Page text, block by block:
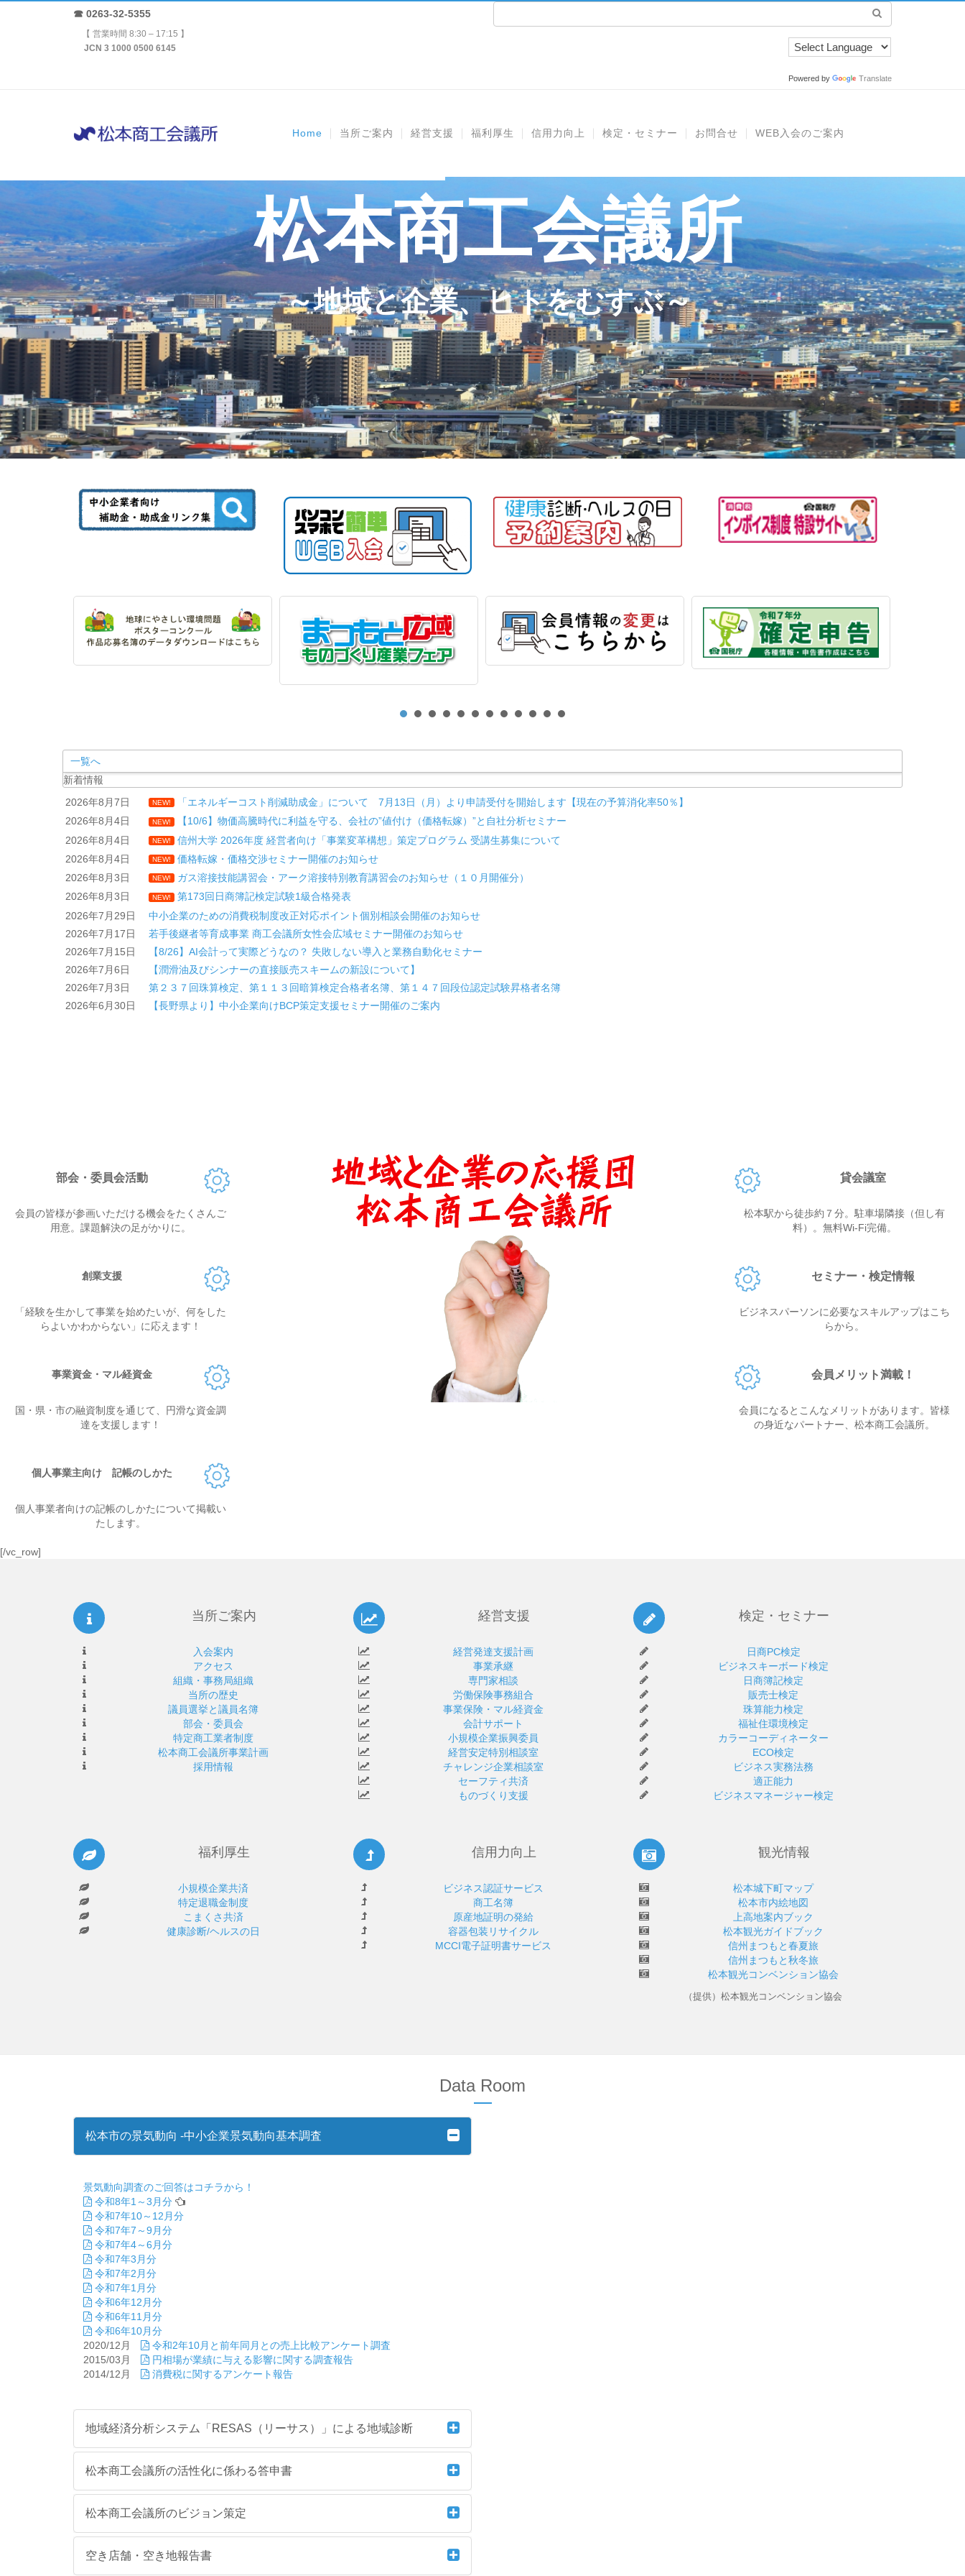
☎ 0263-32-5355
【 営業時間 8:30 – 17:15 】
JCN 3 1000 0500 6145
Powered by Translate
Home 当所ご案内 経営支援 福利厚生 信用力向上 検定・セミナー お問合せ WEB入会のご案内
一覧へ
新着情報
2026年8月7日
NEW!
「エネルギーコスト削減助成金」について 7月13日（月）より申請受付を開始します【現在の予算消化率50％】
2026年8月4日
NEW!
【10/6】物価高騰時代に利益を守る、会社の”値付け（価格転嫁）”と自社分析セミナー
2026年8月4日
NEW!
信州大学 2026年度 経営者向け「事業変革構想」策定プログラム 受講生募集について
2026年8月4日
NEW!
価格転嫁・価格交渉セミナー開催のお知らせ
2026年8月3日
NEW!
ガス溶接技能講習会・アーク溶接特別教育講習会のお知らせ（１０月開催分）
2026年8月3日
NEW!
第173回日商簿記検定試験1級合格発表
2026年7月29日
中小企業のための消費税制度改正対応ポイント個別相談会開催のお知らせ
2026年7月17日
若手後継者等育成事業 商工会議所女性会広域セミナー開催のお知らせ
2026年7月15日
【8/26】AI会計って実際どうなの？ 失敗しない導入と業務自動化セミナー
2026年7月6日
【潤滑油及びシンナーの直接販売スキームの新設について】
2026年7月3日
第２３７回珠算検定、第１１３回暗算検定合格者名簿、第１４７回段位認定試験昇格者名簿
2026年6月30日
【長野県より】中小企業向けBCP策定支援セミナー開催のご案内
部会・委員会活動
会員の皆様が参画いただける機会をたくさんご
用意。課題解決の足がかりに。
創業支援
「経験を生かして事業を始めたいが、何をした
らよいかわからない」に応えます！
事業資金・マル経資金
国・県・市の融資制度を通じて、円滑な資金調
達を支援します！
個人事業主向け 記帳のしかた
個人事業者向けの記帳のしかたについて掲載い
たします。
貸会議室
松本駅から徒歩約７分。駐車場隣接（但し有
料）。無料Wi-Fi完備。
セミナー・検定情報
ビジネスパーソンに必要なスキルアップはこち
らから。
会員メリット満載！
会員になるとこんなメリットがあります。皆様
の身近なパートナー、松本商工会議所。
[/vc_row]
当所ご案内
入会案内
アクセス
組織・事務局組織
当所の歴史
議員選挙と議員名簿
部会・委員会
特定商工業者制度
松本商工会議所事業計画
採用情報
経営支援
経営発達支援計画
事業承継
専門家相談
労働保険事務組合
事業保険・マル経資金
会計サポート
小規模企業振興委員
経営安定特別相談室
チャレンジ企業相談室
セーフティ共済
ものづくり支援
検定・セミナー
日商PC検定
ビジネスキーボード検定
日商簿記検定
販売士検定
珠算能力検定
福祉住環境検定
カラーコーディネーター
ECO検定
ビジネス実務法務
適正能力
ビジネスマネージャー検定
福利厚生
小規模企業共済
特定退職金制度
こまくさ共済
健康診断/ヘルスの日
信用力向上
ビジネス認証サービス
商工名簿
原産地証明の発給
容器包装リサイクル
MCCI電子証明書サービス
観光情報
松本城下町マップ
松本市内絵地図
上高地案内ブック
松本観光ガイドブック
信州まつもと春夏旅
信州まつもと秋冬旅
松本観光コンベンション協会
（提供）松本観光コンベンション協会
Data Room
松本市の景気動向 -中小企業景気動向基本調査
景気動向調査のご回答はコチラから！
令和8年1～3月分
令和7年10～12月分
令和7年7～9月分
令和7年4～6月分
令和7年3月分
令和7年2月分
令和7年1月分
令和6年12月分
令和6年11月分
令和6年10月分
2020/12月
令和2年10月と前年同月との売上比較アンケート調査
2015/03月
円相場が業績に与える影響に関する調査報告
2014/12月
消費税に関するアンケート報告
地域経済分析システム「RESAS（リーサス）」による地域診断
松本商工会議所の活性化に係わる答申書
松本商工会議所のビジョン策定
空き店舗・空き地報告書